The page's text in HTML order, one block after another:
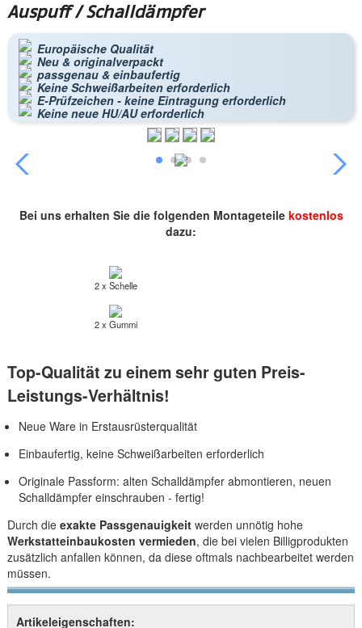
Auspuff / Schalldämpfer
Europäische Qualität
Neu & originalverpackt
passgenau & einbaufertig
Keine Schweißarbeiten erforderlich
E-Prüfzeichen - keine Eintragung erforderlich
Keine neue HU/AU erforderlich
Bei uns erhalten Sie die folgenden Montageteile kostenlos
dazu:
2 x Schelle
2 x Gummi
Top-Qualität zu einem sehr guten Preis-
Leistungs-Verhältnis!
Neue Ware in Erstausrüsterqualität
Einbaufertig, keine Schweißarbeiten erforderlich
Originale Passform: alten Schalldämpfer abmontieren, neuen
Schalldämpfer einschrauben - fertig!
Durch die exakte Passgenauigkeitwerden unnötig hohe
Werkstatteinbaukosten vermieden, die bei vielen Billigprodukten
zusätzlich anfallen können, da diese oftmals nachbearbeitet werden
müssen.
Artikeleigenschaften: